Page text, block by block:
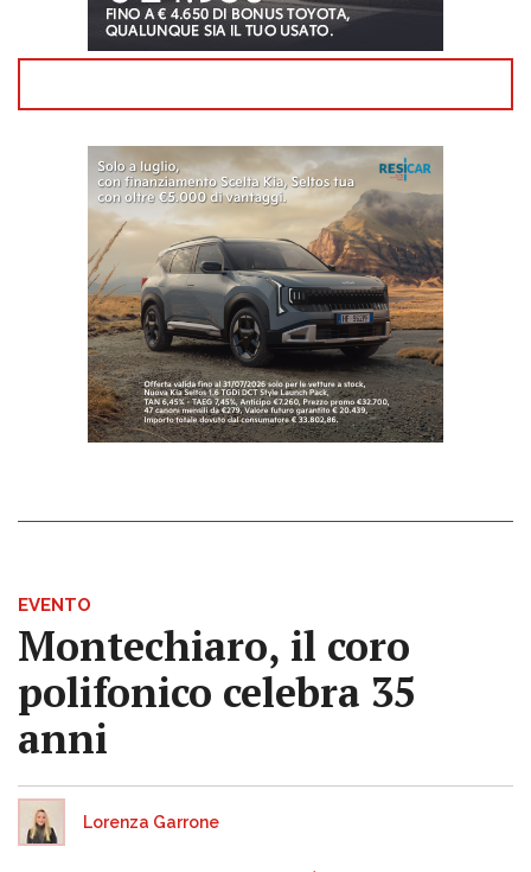
EVENTO
Montechiaro, il coro
polifonico celebra 35
anni
Lorenza Garrone